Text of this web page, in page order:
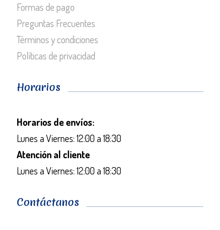
Formas de pago
Preguntas Frecuentes
Términos y condiciones
Políticas de privacidad
Horarios
Horarios de envíos:
Lunes a Viernes: 12:00 a 18:30
Atención al cliente
Lunes a Viernes: 12:00 a 18:30
Contáctanos